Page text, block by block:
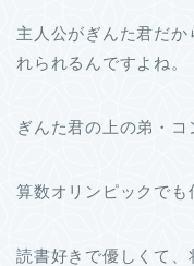
主人公がぎんた君だ
れられるんですよね。
ぎんた君の上の弟・コ
算数オリンピックでも
読書好きで優しくて、